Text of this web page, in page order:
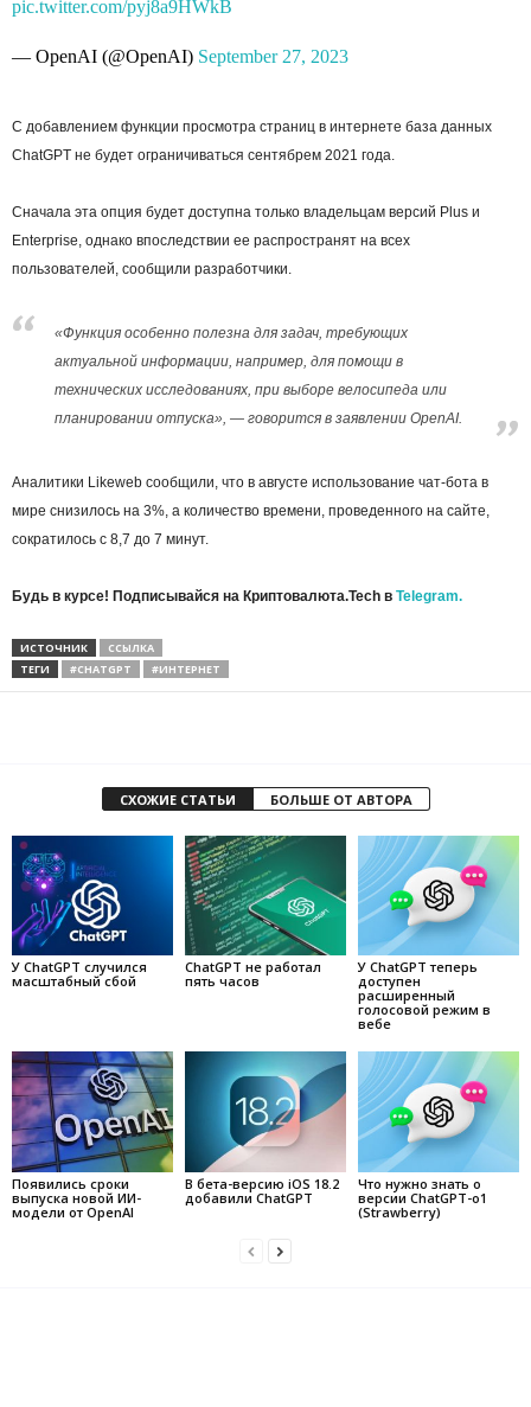
pic.twitter.com/pyj8a9HWkB
— OpenAI (@OpenAI) September 27, 2023
С добавлением функции просмотра страниц в интернете база данных
ChatGPT не будет ограничиваться сентябрем 2021 года.
Сначала эта опция будет доступна только владельцам версий Plus и
Enterprise, однако впоследствии ее распространят на всех
пользователей, сообщили разработчики.
«Функция особенно полезна для задач, требующих
актуальной информации, например, для помощи в
технических исследованиях, при выборе велосипеда или
планировании отпуска», — говорится в заявлении OpenAI.
Аналитики Likeweb сообщили, что в августе использование чат-бота в
мире снизилось на 3%, а количество времени, проведенного на сайте,
сократилось с 8,7 до 7 минут.
Будь в курсе! Подписывайся на Криптовалюта.Tech в Telegram.
ИСТОЧНИК
ССЫЛКА
ТЕГИ
#CHATGPT #ИНТЕРНЕТ
СХОЖИЕ СТАТЬИ БОЛЬШЕ ОТ АВТОРА
У ChatGPT случился
масштабный сбой
ChatGPT не работал
пять часов
У ChatGPT теперь
доступен
расширенный
голосовой режим в
вебе
Появились сроки
выпуска новой ИИ-
модели от OpenAI
В бета-версию iOS 18.2
добавили ChatGPT
Что нужно знать о
версии ChatGPT-o1
(Strawberry)